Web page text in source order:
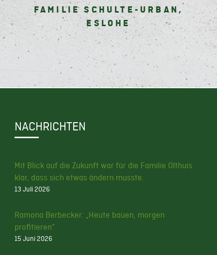
FAMILIE SCHULTE-URBAN,
ESLOHE
NACHRICHTEN
Mit Blick auf die Zukunft war für die Familie Olthuis
klar, dass sich etwas ändern musste.
13 Juli 2026
Ramona Berbecker: „Heute bauen, morgen
profitieren“
15 Juni 2026